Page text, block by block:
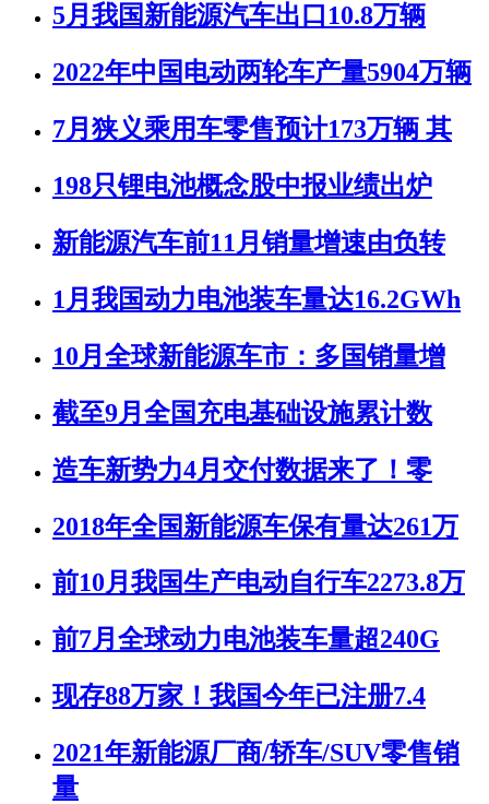
5月我国新能源汽车出口10.8万辆
2022年中国电动两轮车产量5904万辆
7月狭义乘用车零售预计173万辆 其
198只锂电池概念股中报业绩出炉
新能源汽车前11月销量增速由负转
1月我国动力电池装车量达16.2GWh
10月全球新能源车市：多国销量增
截至9月全国充电基础设施累计数
造车新势力4月交付数据来了！零
2018年全国新能源车保有量达261万
前10月我国生产电动自行车2273.8万
前7月全球动力电池装车量超240G
现存88万家！我国今年已注册7.4
2021年新能源厂商/轿车/SUV零售销
量